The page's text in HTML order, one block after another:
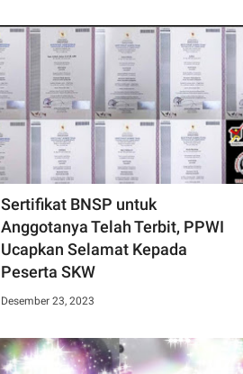
Sertifikat BNSP untuk
Anggotanya Telah Terbit, PPWI
Ucapkan Selamat Kepada
Peserta SKW
Desember 23, 2023